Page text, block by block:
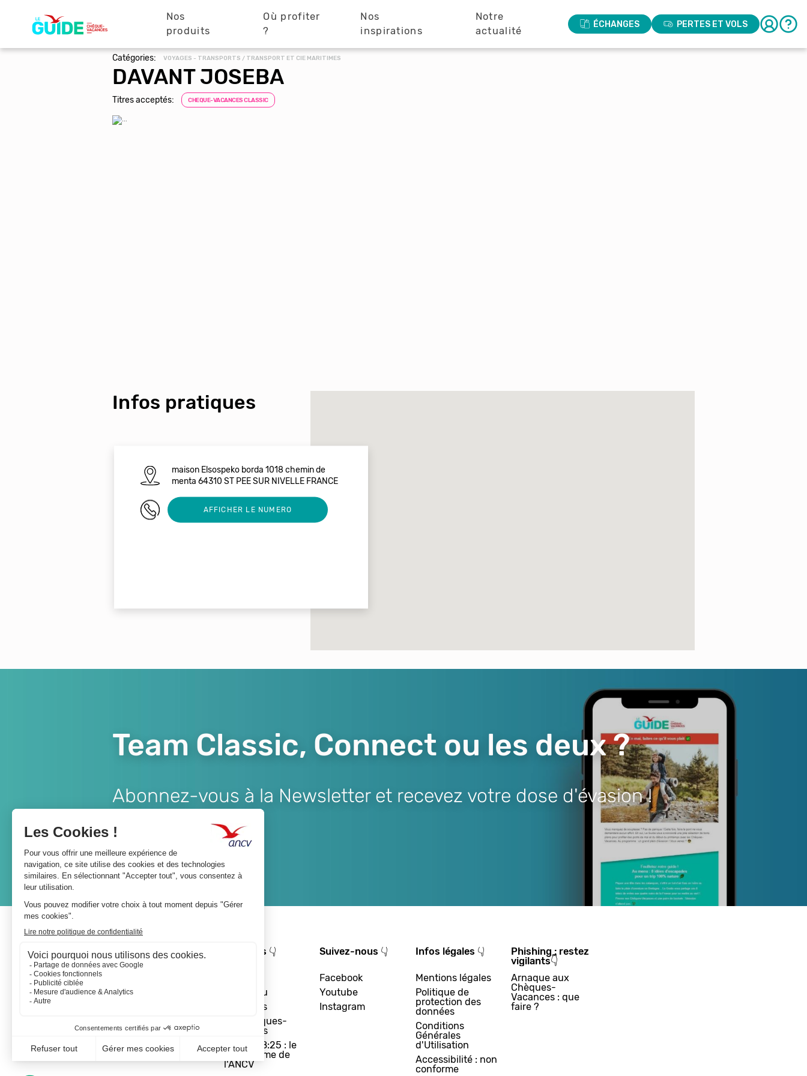
principale
Nos
produits
Où profiter
?
Nos
inspirations
Notre
actualité
ÉCHANGES PERTES ET VOLS
Catégories: VOYAGES - TRANSPORTS / TRANSPORT ET CIE MARITIMES
DAVANT JOSEBA
Titres acceptés: CHEQUE-VACANCES CLASSIC
Infos pratiques
maison Elsospeko borda 1018 chemin de
menta 64310 ST PEE SUR NIVELLE FRANCE
0611695693AFFICHER LE NUMERO
Team Classic, Connect ou les deux ?
Abonnez-vous à la Newsletter et recevez votre dose d'évasion !
A propos 👇
Le réseau
Les actus
Les Chèques-
Vacances
Départ 18:25 : le
programme de
l'ANCV
Suivez-nous 👇
Facebook
Youtube
Instagram
Infos légales 👇
Mentions légales
Politique de
protection des
données
Conditions
Générales
d'Utilisation
Accessibilité : non
conforme
Phishing : restez
vigilants👇
Arnaque aux
Chèques-
Vacances : que
faire ?